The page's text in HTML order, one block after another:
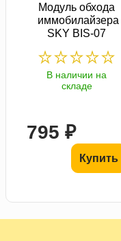
Модуль обхода
иммобилайзера
SKY BIS-07
В наличии на
складе
795 ₽
Купить